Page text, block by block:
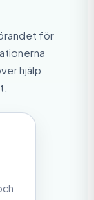
för
hjälp